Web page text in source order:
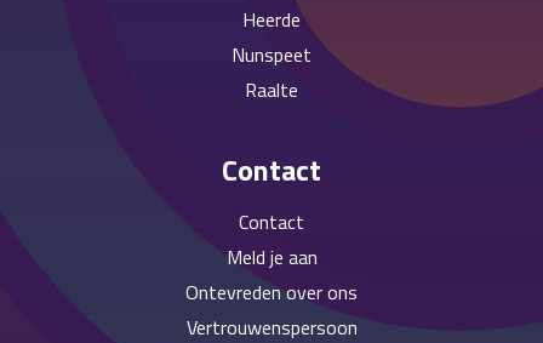
Heerde
Nunspeet
Raalte
Contact
Contact
Meld je aan
Ontevreden over ons
Vertrouwenspersoon